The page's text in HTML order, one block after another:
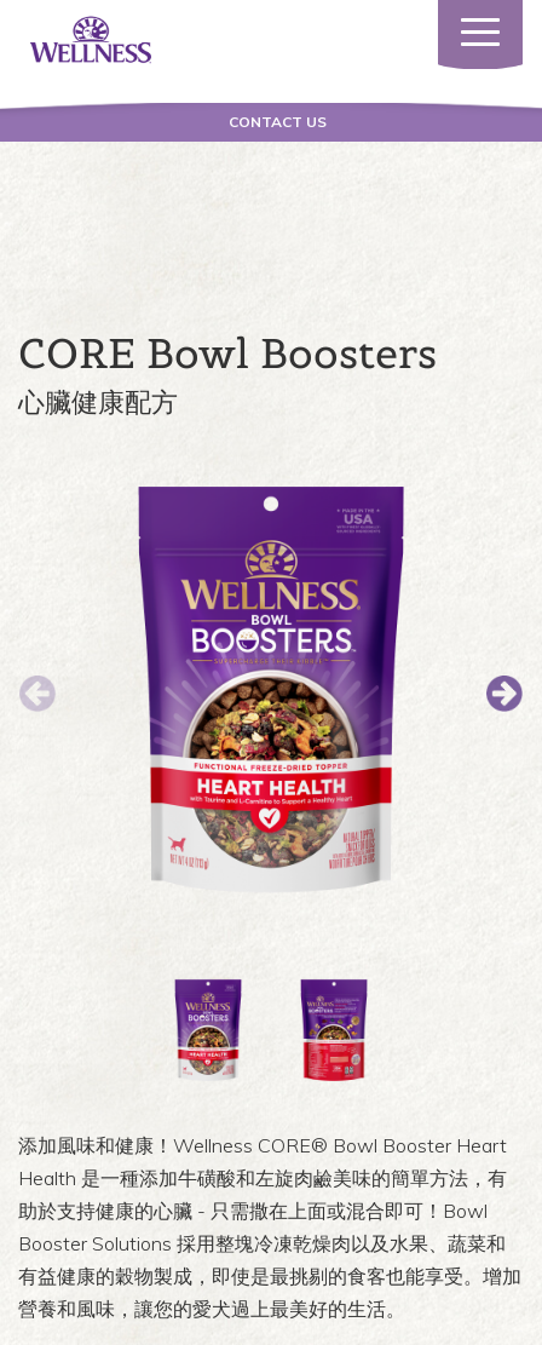
Toggle
CONTACT US
CORE Bowl Boosters
心臟健康配方
添加風味和健康！Wellness CORE® Bowl Booster Heart
Health 是一種添加牛磺酸和左旋肉鹼美味的簡單方法，有
助於支持健康的心臟 - 只需撒在上面或混合即可！Bowl
Booster Solutions 採用整塊冷凍乾燥肉以及水果、蔬菜和
有益健康的穀物製成，即使是最挑剔的食客也能享受。增加
營養和風味，讓您的愛犬過上最美好的生活。